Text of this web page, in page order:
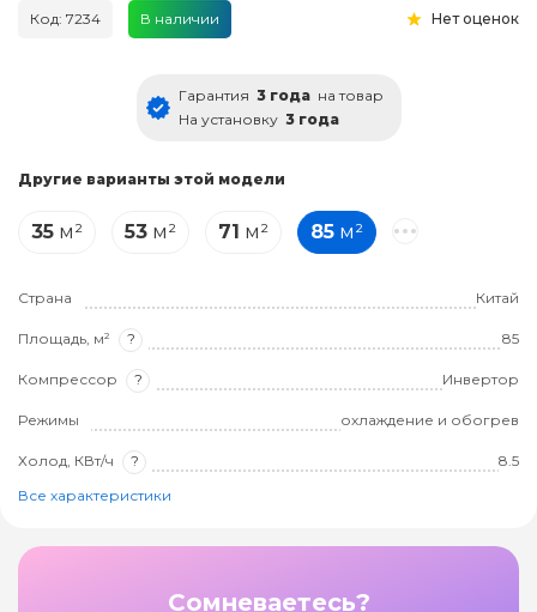
Код: 7234 В наличии Нет оценок
Гарантия 3 года на товар
На установку 3 года
Другие варианты этой модели
35 м² 53 м² 71 м² 85 м²
Страна Китай
Площадь, м² ? 85
Компрессор ? Инвертор
Режимы охлаждение и обогрев
Холод, КВт/ч ?
8.5
Все характеристики
Сомневаетесь?